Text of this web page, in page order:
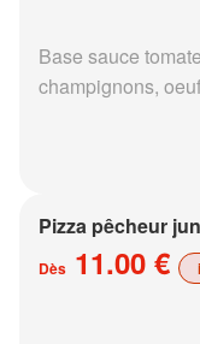
Base sauce
champignons, oeuf
Pizza pêcheur
Dès 11.00 €